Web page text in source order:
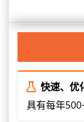
快速、优
具有每年